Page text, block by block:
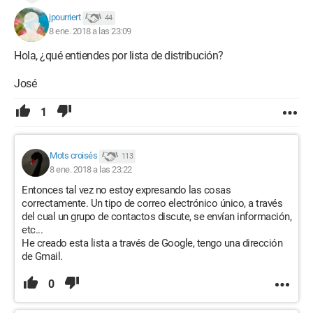
jpourriert 44
8 ene. 2018 a las 23:09
Hola, ¿qué entiendes por lista de distribución?
José
1
Mots croisés 113
8 ene. 2018 a las 23:22
Entonces tal vez no estoy expresando las cosas
correctamente. Un tipo de correo electrónico único, a través
del cual un grupo de contactos discute, se envían información,
etc...
He creado esta lista a través de Google, tengo una dirección
de Gmail.
0